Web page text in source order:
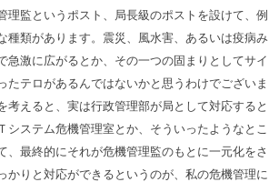
監というポスト、局長級のポストを設けて、例
種類があります。震災、風水害、あるいは疫病み
急激に広がるとか、その一つの固まりとしてサイ
たテロがあるんではないかと思うわけでございま
考えると、実は行政管理部が局として対応すると
システム危機管理室とか、そういったようなとこ
、最終的にそれが危機管理監のもとに一元化をさ
かりと対応ができるというのが、私の危機管理に